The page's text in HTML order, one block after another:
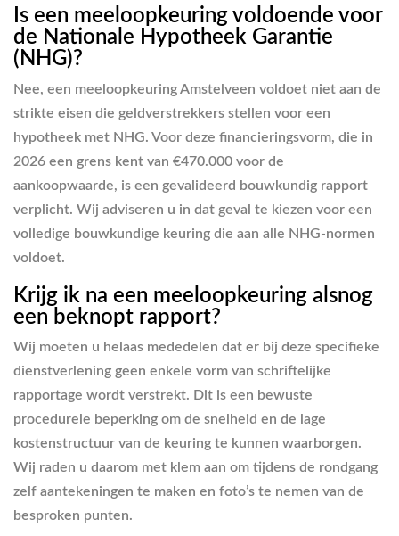
Is een meeloopkeuring voldoende voor
de Nationale Hypotheek Garantie
(NHG)?
Nee, een meeloopkeuring Amstelveen voldoet niet aan de
strikte eisen die geldverstrekkers stellen voor een
hypotheek met NHG. Voor deze financieringsvorm, die in
2026 een grens kent van €470.000 voor de
aankoopwaarde, is een gevalideerd bouwkundig rapport
verplicht. Wij adviseren u in dat geval te kiezen voor een
volledige bouwkundige keuring die aan alle NHG-normen
voldoet.
Krijg ik na een meeloopkeuring alsnog
een beknopt rapport?
Wij moeten u helaas mededelen dat er bij deze specifieke
dienstverlening geen enkele vorm van schriftelijke
rapportage wordt verstrekt. Dit is een bewuste
procedurele beperking om de snelheid en de lage
kostenstructuur van de keuring te kunnen waarborgen.
Wij raden u daarom met klem aan om tijdens de rondgang
zelf aantekeningen te maken en foto’s te nemen van de
besproken punten.